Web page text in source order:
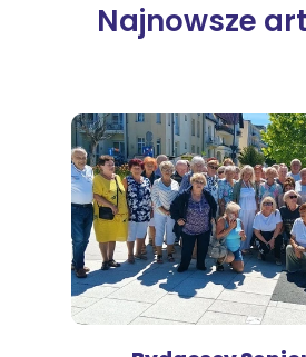
Najnowsze